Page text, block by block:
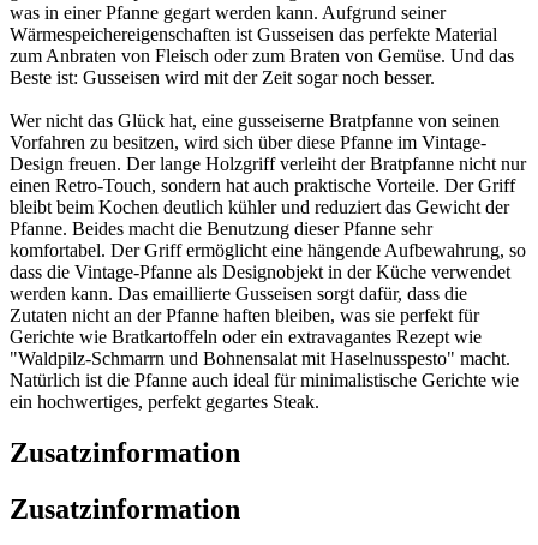
was in einer Pfanne gegart werden kann. Aufgrund seiner
Wärmespeichereigenschaften ist Gusseisen das perfekte Material
zum Anbraten von Fleisch oder zum Braten von Gemüse. Und das
Beste ist: Gusseisen wird mit der Zeit sogar noch besser.
Wer nicht das Glück hat, eine gusseiserne Bratpfanne von seinen
Vorfahren zu besitzen, wird sich über diese Pfanne im Vintage-
Design freuen. Der lange Holzgriff verleiht der Bratpfanne nicht nur
einen Retro-Touch, sondern hat auch praktische Vorteile. Der Griff
bleibt beim Kochen deutlich kühler und reduziert das Gewicht der
Pfanne. Beides macht die Benutzung dieser Pfanne sehr
komfortabel. Der Griff ermöglicht eine hängende Aufbewahrung, so
dass die Vintage-Pfanne als Designobjekt in der Küche verwendet
werden kann. Das emaillierte Gusseisen sorgt dafür, dass die
Zutaten nicht an der Pfanne haften bleiben, was sie perfekt für
Gerichte wie Bratkartoffeln oder ein extravagantes Rezept wie
"Waldpilz-Schmarrn und Bohnensalat mit Haselnusspesto" macht.
Natürlich ist die Pfanne auch ideal für minimalistische Gerichte wie
ein hochwertiges, perfekt gegartes Steak.
Zusatzinformation
Zusatzinformation